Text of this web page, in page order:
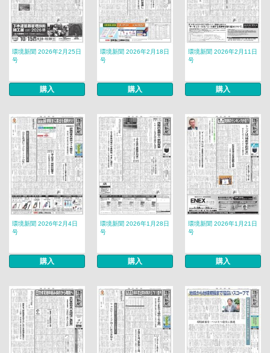
環境新聞 2026年2月25日
号
購入
環境新聞 2026年2月18日
号
購入
環境新聞 2026年2月11日
号
購入
環境新聞 2026年2月4日
号
購入
環境新聞 2026年1月28日
号
購入
環境新聞 2026年1月21日
号
購入